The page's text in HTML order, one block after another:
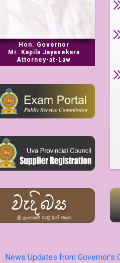
Hon. Governor
Mr. Kapila Jayasekara
Attorney-at-Law
News Updates from Governor’s